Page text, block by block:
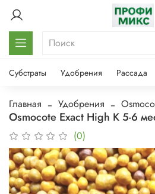
Субстраты Удобрения Рассада
Главная Удобрения
Osmocote Exact High K 5-6
(0)